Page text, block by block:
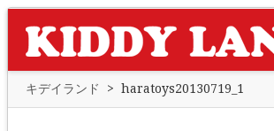
キデイランド > haratoys20130719_1